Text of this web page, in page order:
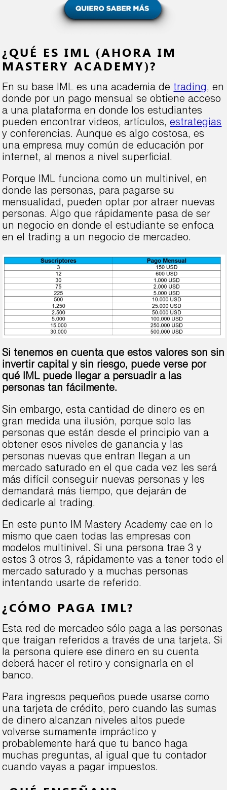
¿QUÉ ES IML (AHORA IM
MASTERY ACADEMY)?
En su base IML es una academia de trading, en
donde por un pago mensual se obtiene acceso
a una plataforma en donde los estudiantes
pueden encontrar videos, artículos,estrategias
y conferencias. Aunque es algo costosa, es
una empresa muy común de educación por
internet, al menos a nivel superficial.
Porque IML funciona como un multinivel, en
donde las personas, para pagarse su
mensualidad, pueden optar por atraer nuevas
personas. Algo que rápidamente pasa de ser
un negocio en donde el estudiante se enfoca
en el trading a un negocio de mercadeo.
Si tenemos en cuenta que estos valores son sin
invertir capital y sin riesgo, puede verse por
qué IML puede llegar a persuadir a las
personas tan fácilmente.
Sin embargo, esta cantidad de dinero es en
gran medida una ilusión, porque solo las
personas que están desde el principio van a
obtener esos niveles de ganancia y las
personas nuevas que entran llegan a un
mercado saturado en el que cada vez les será
más difícil conseguir nuevas personas y les
demandará más tiempo, que dejarán de
dedicarle al trading.
En este punto IM Mastery Academy cae en lo
mismo que caen todas las empresas con
modelos multinivel. Si una persona trae 3 y
estos 3 otros 3, rápidamente vas a tener todo el
mercado saturado y a muchas personas
intentando usarte de referido.
¿CÓMO PAGA IML?
Esta red de mercadeo sólo paga a las personas
que traigan referidos a través de una tarjeta. Si
la persona quiere ese dinero en su cuenta
deberá hacer el retiro y consignarla en el
banco.
Para ingresos pequeños puede usarse como
una tarjeta de crédito, pero cuando las sumas
de dinero alcanzan niveles altos puede
volverse sumamente impráctico y
probablemente hará que tu banco haga
muchas preguntas, al igual que tu contador
cuando vayas a pagar impuestos.